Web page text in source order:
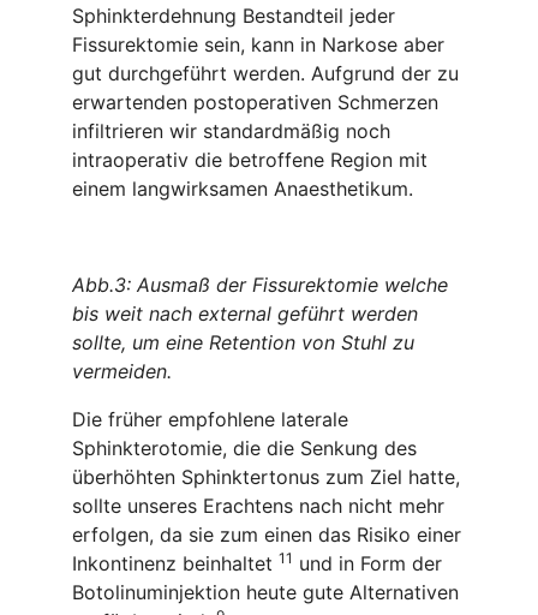
Sphinkterdehnung Bestandteil jeder
Fissurektomie sein, kann in Narkose aber
gut durchgeführt werden. Aufgrund der zu
erwartenden postoperativen Schmerzen
infiltrieren wir standardmäßig noch
intraoperativ die betroffene Region mit
einem langwirksamen Anaesthetikum.
Abb.3: Ausmaß der Fissurektomie welche
bis weit nach external geführt werden
sollte, um eine Retention von Stuhl zu
vermeiden.
Die früher empfohlene laterale
Sphinkterotomie, die die Senkung des
überhöhten Sphinktertonus zum Ziel hatte,
sollte unseres Erachtens nach nicht mehr
erfolgen, da sie zum einen das Risiko einer
Inkontinenz beinhaltet 11 und in Form der
Botolinuminjektion heute gute Alternativen